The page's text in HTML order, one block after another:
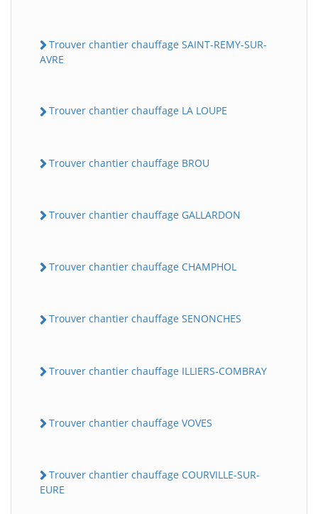
Trouver chantier chauffage SAINT-REMY-SUR-
AVRE
Trouver chantier chauffage LA LOUPE
Trouver chantier chauffage BROU
Trouver chantier chauffage GALLARDON
Trouver chantier chauffage CHAMPHOL
Trouver chantier chauffage SENONCHES
Trouver chantier chauffage ILLIERS-COMBRAY
Trouver chantier chauffage VOVES
Trouver chantier chauffage COURVILLE-SUR-
EURE